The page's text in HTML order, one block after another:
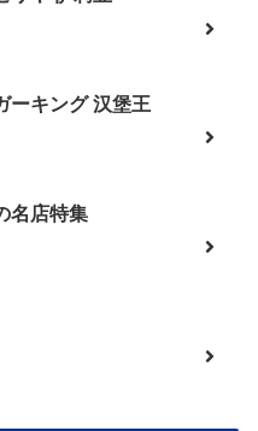
ーキング 汉堡王
名店特集